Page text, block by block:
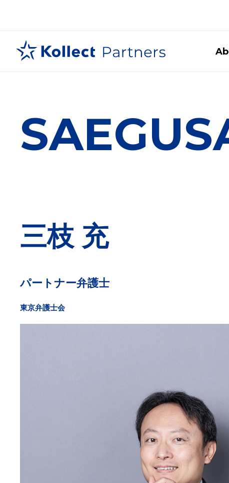
三枝 充
パートナー弁護士
東京弁護士会